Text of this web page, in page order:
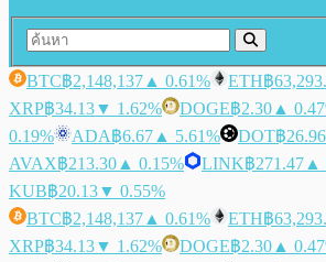
BTC฿2,148,137 ▲ 0.61% ETH฿
XRP฿34.13▼ 1.62% DOGE฿2.30 ▲
0.19%
ADA฿6.67 ▲ 5.61% DOT฿26.96
AVAX฿213.30 ▲ 0.15% LINK฿271.47 ▲
KUB฿20.13▼ 0.55%
BTC฿2,148,137 ▲ 0.61% ETH฿
XRP฿34.13▼ 1.62% DOGE฿2.30 ▲